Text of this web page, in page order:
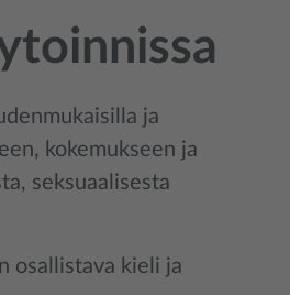
ja
kokemukseen ja
seksuaalisesta
osallistava kieli ja